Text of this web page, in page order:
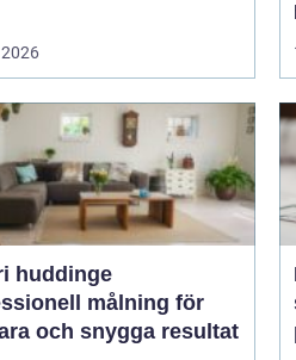
huddinge
målning för
och snygga resultat